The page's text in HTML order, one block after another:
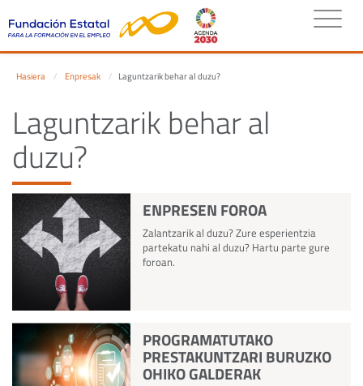
Hasiera Enpresak Laguntzarik behar al duzu?
Laguntzarik behar al
duzu?
ENPRESEN FOROA
Zalantzarik al duzu? Zure esperientzia
partekatu nahi al duzu? Hartu parte gure
foroan.
PROGRAMATUTAKO
PRESTAKUNTZARI BURUZKO
OHIKO GALDERAK